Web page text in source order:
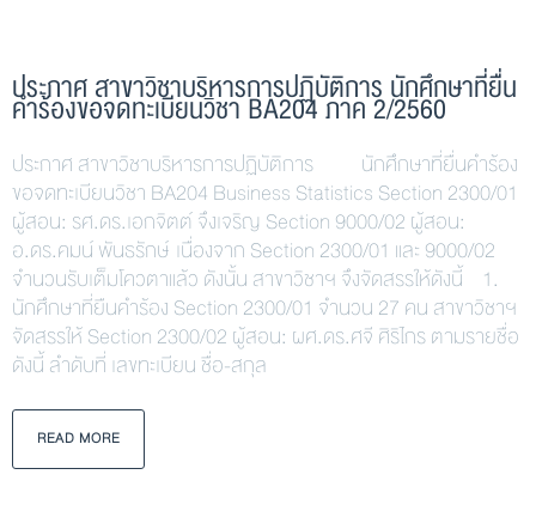
ประกาศ สาขาวิชาบริหารการปฏิบัติการ นักศึกษาที่ยื่น
คำร้องขอจดทะเบียนวิชา BA204 ภาค 2/2560
ประกาศ สาขาวิชาบริหารการปฏิบัติการ นักศึกษาที่ยื่นคำร้อง
ขอจดทะเบียนวิชา BA204 Business Statistics Section 2300/01
ผู้สอน: รศ.ดร.เอกจิตต์ จึงเจริญ Section 9000/02 ผู้สอน:
อ.ดร.คมน์ พันธรักษ์ เนื่องจาก Section 2300/01 และ 9000/02
จำนวนรับเต็มโควตาแล้ว ดังนั้น สาขาวิชาฯ จึงจัดสรรให้ดังนี้ 1.
นักศึกษาที่ยืนคำร้อง Section 2300/01 จำนวน 27 คน สาขาวิชาฯ
จัดสรรให้ Section 2300/02 ผู้สอน: ผศ.ดร.ศจี ศิริไกร ตามรายชื่อ
ดังนี้ ลำดับที่ เลขทะเบียน ชื่อ-สกุล
READ MORE